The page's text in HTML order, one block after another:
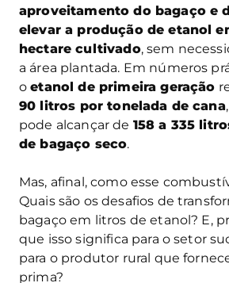
aproveitamento do bagaço e
elevar a produção de etanol
hectare cultivado, sem
a área plantada. Em números
oetanol de primeira geração
90 litros por tonelada de cana
pode alcançar de 158 a 335
de bagaço seco.
Mas, afinal, como esse
Quais são os desafios de
bagaço em litros de etanol? E,
que isso significa para o setor
para o produtor rural que
prima?